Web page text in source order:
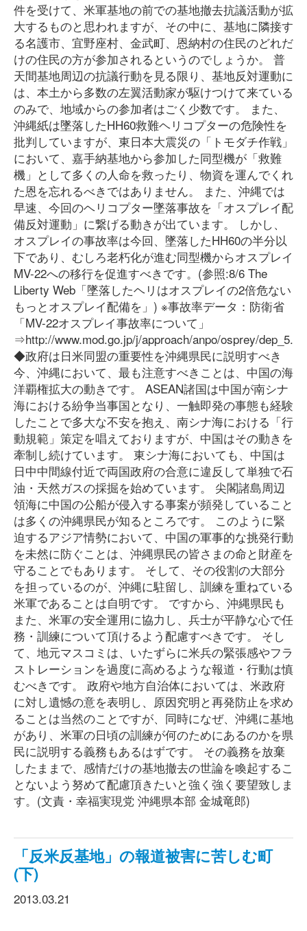
件を受けて、米軍基地の前での基地撤去抗議活動が拡
大するものと思われますが、その中に、基地に隣接す
る名護市、宜野座村、金武町、恩納村の住民のどれだ
けの住民の方が参加されるというのでしょうか。 普
天間基地周辺の抗議行動を見る限り、基地反対運動に
は、本土から多数の左翼活動家が駆けつけて来ている
のみで、地域からの参加者はごく少数です。 また、
沖縄紙は墜落したHH60救難ヘリコプターの危険性を
批判していますが、東日本大震災の「トモダチ作戦」
において、嘉手納基地から参加した同型機が「救難
機」として多くの人命を救ったり、物資を運んでくれ
た恩を忘れるべきではありません。 また、沖縄では
早速、今回のヘリコプター墜落事故を「オスプレイ配
備反対運動」に繋げる動きが出ています。 しかし、
オスプレイの事故率は今回、墜落したHH60の半分以
下であり、むしろ老朽化が進む同型機からオスプレイ
MV-22への移行を促進すべきです。(参照:8/6 The
Liberty Web「墜落したヘリはオスプレイの2倍危ない
もっとオスプレイ配備を」) ※事故率データ：防衛省
「MV-22オスプレイ事故率について」
⇒http://www.mod.go.jp/j/approach/anpo/osprey/
◆政府は日米同盟の重要性を沖縄県民に説明すべき
今、沖縄において、最も注意すべきことは、中国の海
洋覇権拡大の動きです。 ASEAN諸国は中国が南シナ
海における紛争当事国となり、一触即発の事態も経験
したことで多大な不安を抱え、南シナ海における「行
動規範」策定を唱えておりますが、中国はその動きを
牽制し続けています。 東シナ海においても、中国は
日中中間線付近で両国政府の合意に違反して単独で石
油・天然ガスの採掘を始めています。 尖閣諸島周辺
領海に中国の公船が侵入する事案が頻発していること
は多くの沖縄県民が知るところです。 このように緊
迫するアジア情勢において、中国の軍事的な挑発行動
を未然に防ぐことは、沖縄県民の皆さまの命と財産を
守ることでもあります。 そして、その役割の大部分
を担っているのが、沖縄に駐留し、訓練を重ねている
米軍であることは自明です。 ですから、沖縄県民も
また、米軍の安全運用に協力し、兵士が平静な心で任
務・訓練について頂けるよう配慮すべきです。 そし
て、地元マスコミは、いたずらに米兵の緊張感やフラ
ストレーションを過度に高めるような報道・行動は慎
むべきです。 政府や地方自治体においては、米政府
に対し遺憾の意を表明し、原因究明と再発防止を求め
ることは当然のことですが、同時になぜ、沖縄に基地
があり、米軍の日頃の訓練が何のためにあるのかを県
民に説明する義務もあるはずです。 その義務を放棄
したままで、感情だけの基地撤去の世論を喚起するこ
とないよう努めて配慮頂きたいと強く強く要望致しま
す。(文責・幸福実現党 沖縄県本部 金城竜郎)
「反米反基地」の報道被害に苦しむ町
(下)
2013.03.21